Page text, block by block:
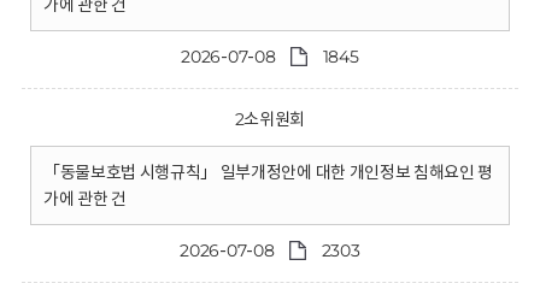
가에 관한 건
2026-07-08 1845
2소위원회
「동물보호법 시행규칙」 일부개정안에 대한 개인정보 침해요인 평
가에 관한 건
2026-07-08 2303